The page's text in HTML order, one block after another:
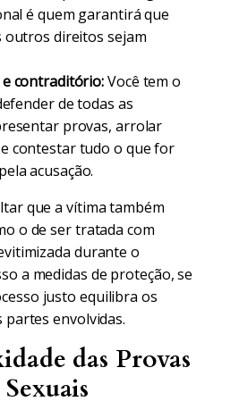
é quem garantirá que
outros direitos sejam
contraditório:Você tem o
de todas as
provas, arrolar
contestar tudo o que for
acusação.
que a vítima também
o de ser tratada com
durante o
a medidas de proteção, se
justo equilibra os
envolvidas.
das Provas